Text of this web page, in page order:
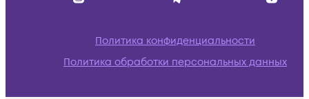
Политика конфиденциальности
Политика обработки персональных данных